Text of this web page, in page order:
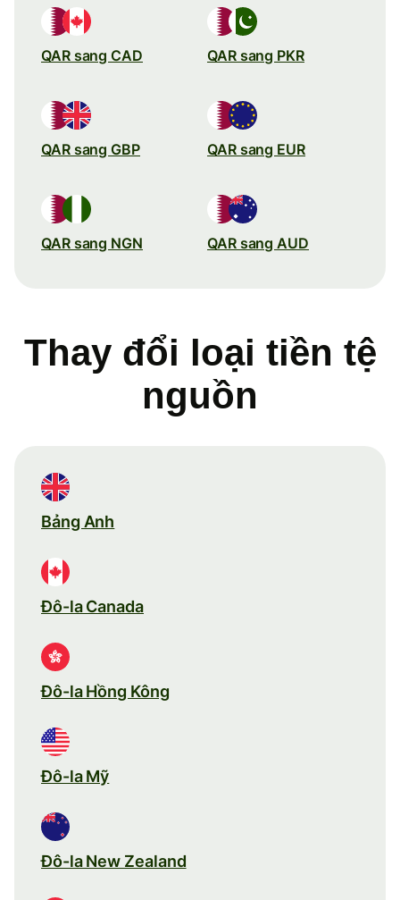
QAR sang CAD QAR sang PKR
QAR sang GBP QAR sang EUR
QAR sang NGN QAR sang AUD
Thay đổi loại tiền tệ
nguồn
Bảng Anh
Đô-la Canada
Đô-la Hồng Kông
Đô-la Mỹ
Đô-la New Zealand